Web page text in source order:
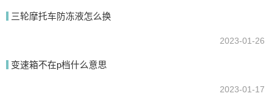
三轮摩托车防冻液怎么换
2023-01-26
变速箱不在p档什么意思
2023-01-17